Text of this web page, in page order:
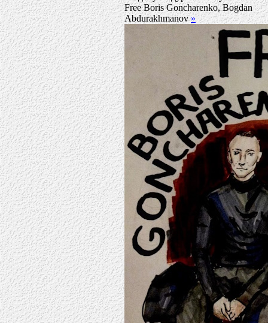
Free Boris Goncharenko, Bogdan
Abdurakhmanov»